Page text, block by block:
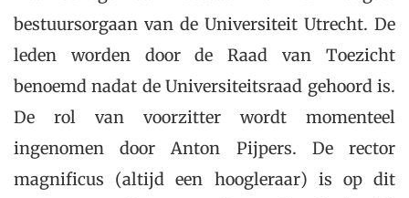
bestuursorgaan van de Universiteit Utrecht. De
leden worden door de Raad van Toezicht
benoemd nadat de Universiteitsraad gehoord is.
De rol van voorzitter wordt momenteel
ingenomen door Anton Pijpers. De rector
magnificus (altijd een hoogleraar) is op dit